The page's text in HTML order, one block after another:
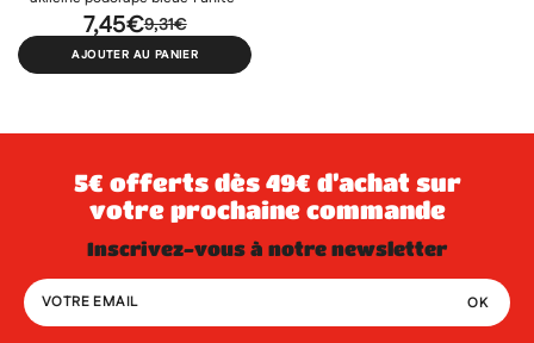
9,31€
7,45€
AJOUTER AU PANIER
5€ offerts dès 49€ d’achat sur
votre prochaine commande
inscrivez-vous à notre newsletter